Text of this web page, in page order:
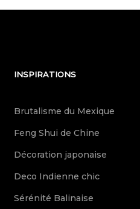
INSPIRATIONS
Brutalisme du Mexique
Feng Shui de Chine
Décoration japonaise
Deco Indienne chic
Sérénité Balinaise